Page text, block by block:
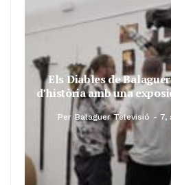
Els Diables de
d’història amb una
Per Balaguer Televisió 7,